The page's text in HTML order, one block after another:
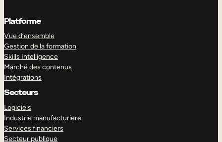
Platforme
Vue d’ensemble
Gestion de la formation
Skills Intelligence
Marché des contenus
Intégrations
Secteurs
Logiciels
Industrie manufacturiere
Services financiers
Secteur publique